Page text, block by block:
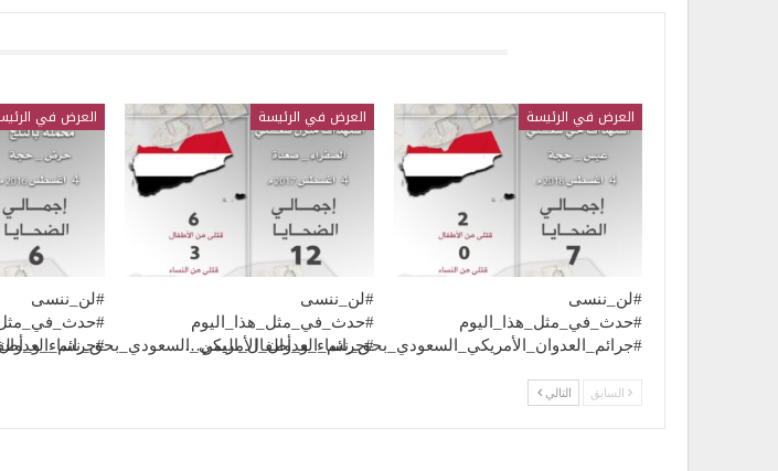
العرض في الرئيسة
#لن_ننسى
#حدث_في_مثل_هذا_اليوم
#جرائم_العدوان_الأمريكي_السعودي_بحق_نساء_و_أطفال_اليمن…
العرض في الرئيسة
#لن_ننسى
#حدث_في_مثل_هذا_اليوم
العرض في
#لن_ننسى
السابق التالي